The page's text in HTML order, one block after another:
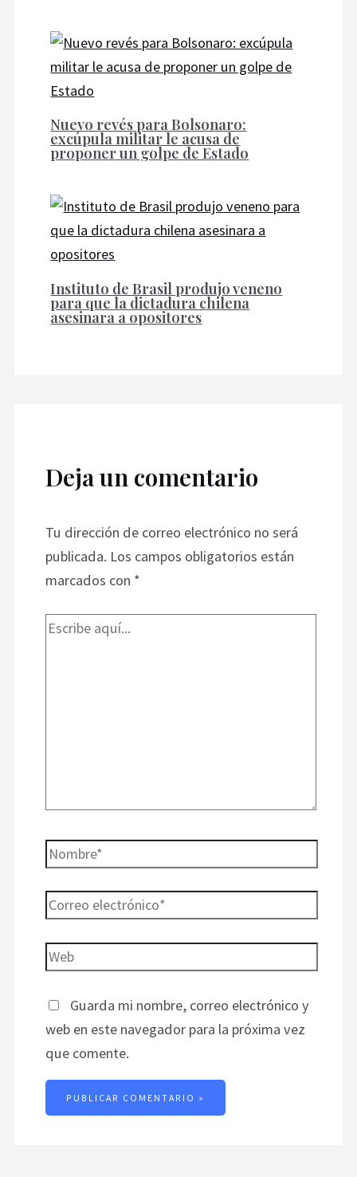
Nuevo revés para Bolsonaro:
excúpula militar le acusa de
proponer un golpe de Estado
Instituto de Brasil produjo veneno
para que la dictadura chilena
asesinara a opositores
Deja un comentario
Tu dirección de correo electrónico no será
publicada. Los campos obligatorios están
marcados con *
Guarda mi nombre, correo electrónico y
web en este navegador para la próxima vez
que comente.